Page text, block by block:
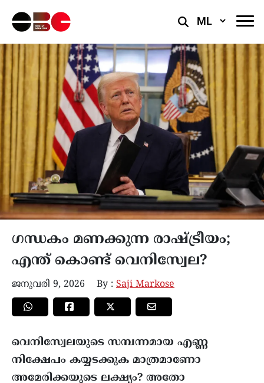
Select
ഗന്ധകം മണക്കുന്ന രാഷ്ട്രീയം;
എന്ത് കൊണ്ട് വെനിസ്വേല?
ജനുവരി 9, 2026 By : Saji Markose
വെനിസ്വേലയുടെ സമ്പന്നമായ എണ്ണ
നിക്ഷേപം കയ്യടക്കുക മാത്രമാണോ
അമേരിക്കയുടെ ലക്ഷ്യം? അതോ